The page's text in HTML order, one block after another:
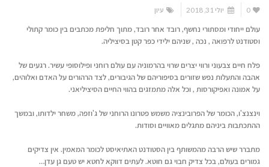
0 יולי 31, 2018 עיון
עולם ייחודי ומסתורי נחשף, רובד אחר רובד, מתוך חליפת מכתבים בין כומר קתולי
וסטודנט לרפואה , נכה , שניהם ילידי כפר קטן בסיציליה.
פלח חיים צבעוני ורווי יצרים שרוי בהרמוניה עם עולם רוחני ופילוסופי עשיר. רגעים של
אהבה והתעלות נפש שזורים בסיפוריהם של הגיבורים, לצד הרהורים על האדם ואלוהים,
על אמונה ואפיקורסות , וכל אלה מתמזגים בהווי החיים הסיציליאני.
וינצנצ'ו, הכומר של הפרובינציה משמש פטרונו הרוחני של ג'וזפה, משחר ילדותו, ובמשך
ההתכתבות ביניהם מתגלים מאוויים וסודות.
מתברר שיש הרבה מהמשותף בין הסטודנט האתיאיסט לכומר המאמין. אין צדיקים
גמורים בעולם, בכל צדיק חבוי גם חוטא. לעתים דווקא לחטא יש טעם גן עדן…